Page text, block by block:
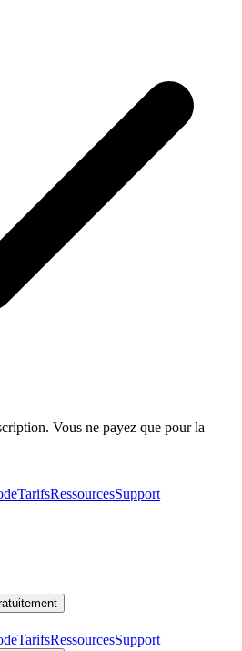
Vous ne payez que pour la
TarifsRessourcesSupport
TarifsRessourcesSupport